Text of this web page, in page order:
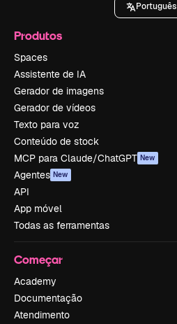
Português
Produtos
Spaces
Assistente de IA
Gerador de imagens
Gerador de vídeos
Texto para voz
Conteúdo de stock
MCP para Claude/ChatGPT New
Agentes New
API
App móvel
Todas as ferramentas
Começar
Academy
Documentação
Atendimento